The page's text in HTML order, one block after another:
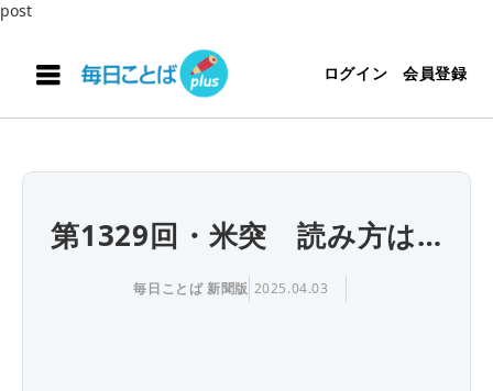
post
ログイン 会員登録
第1329回・米突 読み方は…
毎日ことば 新聞版 2025.04.03